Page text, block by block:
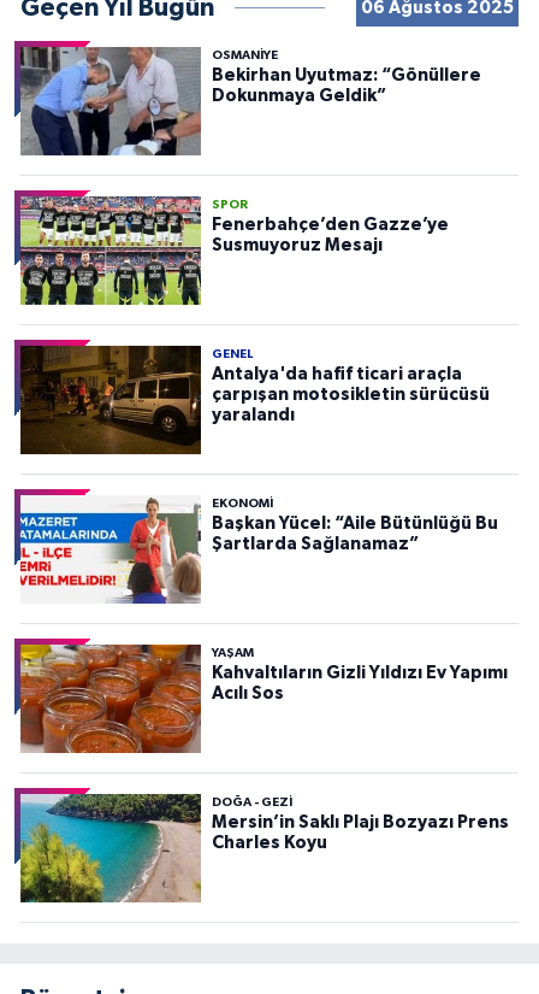
Geçen Yıl Bugün 06 Ağustos 2025
OSMANIYE
Bekirhan Uyutmaz: “Gönüllere
Dokunmaya Geldik”
SPOR
Fenerbahçe’den Gazze’ye
Susmuyoruz Mesajı
GENEL
Antalya'da hafif ticari araçla
çarpışan motosikletin sürücüsü
yaralandı
EKONOMI
Başkan Yücel: “Aile Bütünlüğü Bu
Şartlarda Sağlanamaz”
YAŞAM
Kahvaltıların Gizli Yıldızı Ev Yapımı
Acılı Sos
DOĞA - GEZI
Mersin’in Saklı Plajı Bozyazı Prens
Charles Koyu